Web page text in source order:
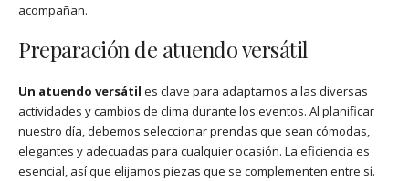
acompañan.
Preparación de atuendo versátil
Un atuendo versátil es clave para adaptarnos a las diversas
actividades y cambios de clima durante los eventos. Al planificar
nuestro día, debemos seleccionar prendas que sean cómodas,
elegantes y adecuadas para cualquier ocasión. La eficiencia es
esencial, así que elijamos piezas que se complementen entre sí.